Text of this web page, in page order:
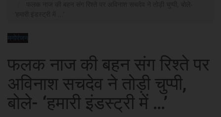
मनोरंजन
फलक नाज की बहन संग रिश्ते पर
अविनाश सचदेव ने तोड़ी चुप्पी,
बोले- ‘हमारी इंडस्ट्री में …’